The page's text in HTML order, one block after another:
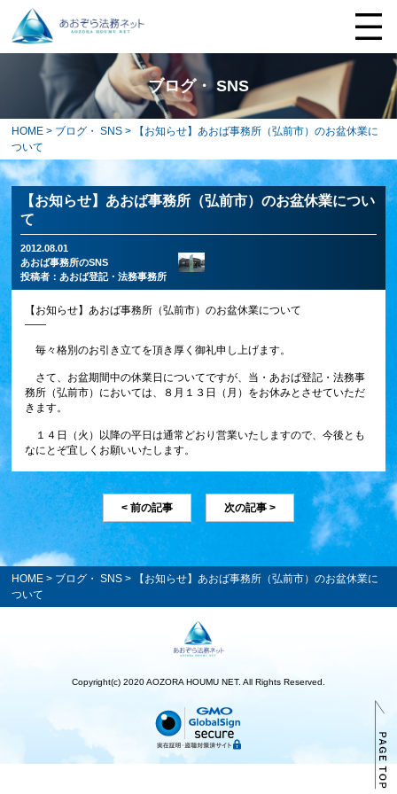
ブログ・ SNS
HOME > ブログ・ SNS > 【お知らせ】あおば事務所（弘前市）のお盆休業に
ついて
【お知らせ】あおば事務所（弘前市）のお盆休業につい
て
2012.08.01
あおば事務所のSNS
投稿者： あおば登記・法務事務所
【お知らせ】あおば事務所（弘前市）のお盆休業について
――
毎々格別のお引き立てを頂き厚く御礼申し上げます。
さて、お盆期間中の休業日についてですが、当・あおば登記・法務事
務所（弘前市）においては、８月１３日（月）をお休みとさせていただ
きます。
１４日（火）以降の平日は通常どおり営業いたしますので、今後とも
なにとぞ宜しくお願いいたします。
< 前の記事 次の記事 >
HOME > ブログ・ SNS > 【お知らせ】あおば事務所（弘前市）のお盆休業に
ついて
Copyright(c) 2020 AOZORA HOUMU NET. All Rights Reserved.